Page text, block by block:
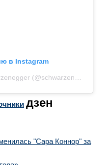
в Instagram
Публикация от Arnold Schwarzenegger (@schwarzenegger)
дзен
"Сара Коннор" за